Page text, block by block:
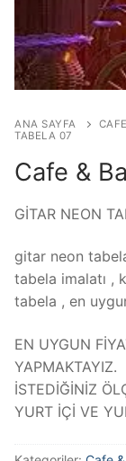
ANA SAYFA
TABELA 07
Cafe &
GİTAR NEON
gitar neon
tabela imalatı ,
tabela , en
EN UYGUN
YAPMAKTAYIZ.
İSTEDİĞİNİZ
YURT İÇİ VE